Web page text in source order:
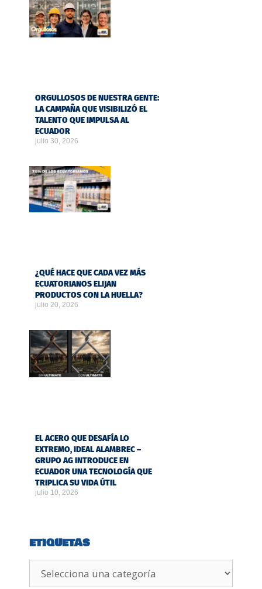
ORGULLOSOS DE NUESTRA GENTE:
LA CAMPAÑA QUE VISIBILIZÓ EL
TALENTO QUE IMPULSA AL
ECUADOR
julio 30, 2026
¿QUÉ HACE QUE CADA VEZ MÁS
ECUATORIANOS ELIJAN
PRODUCTOS CON LA HUELLA?
julio 20, 2026
EL ACERO QUE DESAFÍA LO
EXTREMO, IDEAL ALAMBREC –
GRUPO AG INTRODUCE EN
ECUADOR UNA TECNOLOGÍA QUE
TRIPLICA SU VIDA ÚTIL
julio 10, 2026
ETIQUETAS